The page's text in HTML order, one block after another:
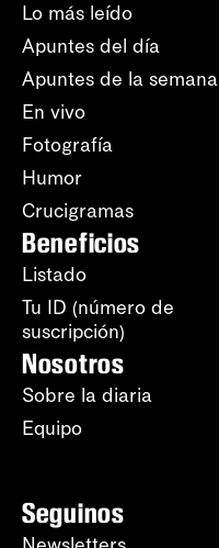
Lo más leído
Apuntes del día
Apuntes de la semana
En vivo
Fotografía
Humor
Crucigramas
Beneficios
Listado
Tu ID (número de
suscripción)
Nosotros
Sobre la diaria
Equipo
Seguinos